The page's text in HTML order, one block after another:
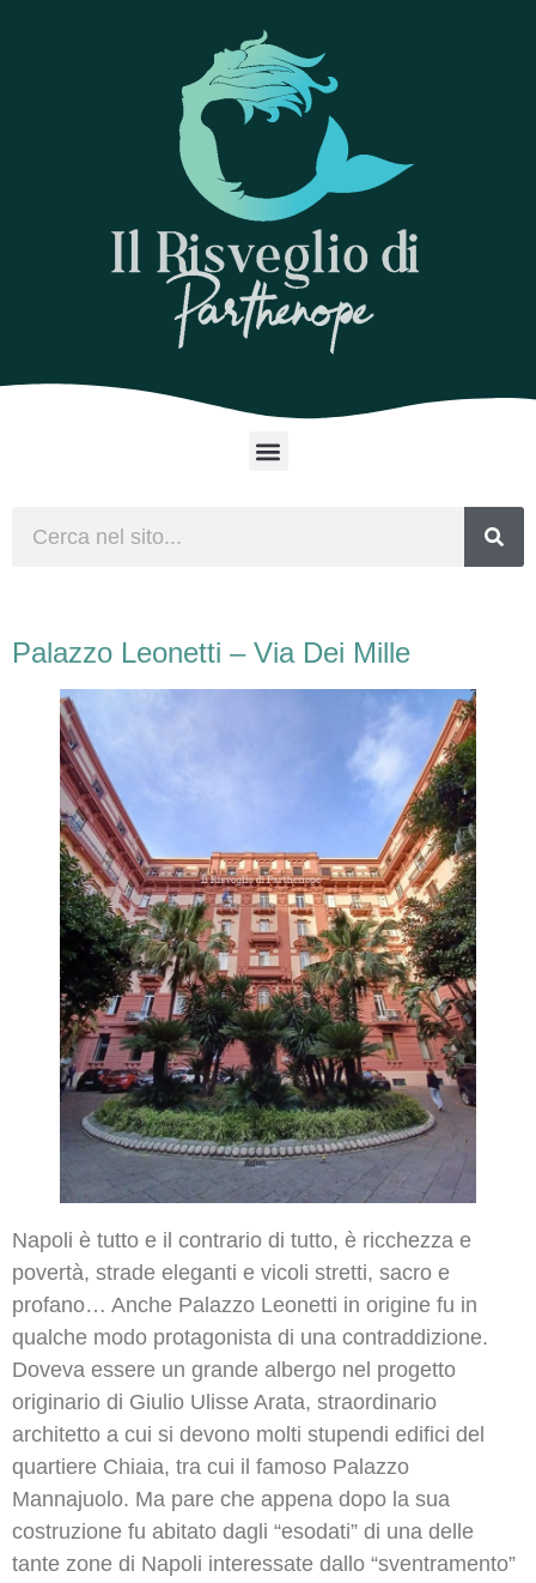
Palazzo Leonetti – Via Dei Mille
Napoli è tutto e il contrario di tutto, è ricchezza e
povertà, strade eleganti e vicoli stretti, sacro e
profano… Anche Palazzo Leonetti in origine fu in
qualche modo protagonista di una contraddizione.
Doveva essere un grande albergo nel progetto
originario di Giulio Ulisse Arata, straordinario
architetto a cui si devono molti stupendi edifici del
quartiere Chiaia, tra cui il famoso Palazzo
Mannajuolo. Ma pare che appena dopo la sua
costruzione fu abitato dagli “esodati” di una delle
tante zone di Napoli interessate dallo “sventramento”